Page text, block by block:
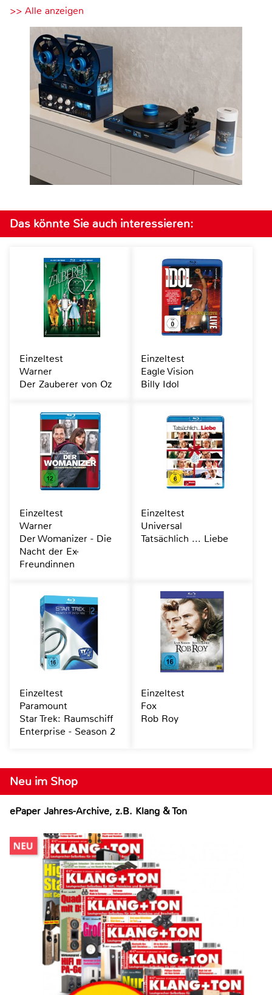
>> Alle anzeigen
Neu im Shop
ePaper Jahres-Archive, z.B. Klang & Ton
Das könnte Sie auch interessieren:
Einzeltest
Warner
Der Zauberer von Oz
Einzeltest
Eagle Vision
Billy Idol
Einzeltest
Warner
Der Womanizer - Die
Nacht der Ex-
Freundinnen
Einzeltest
Universal
Tatsächlich ... Liebe
Einzeltest
Paramount
Star Trek: Raumschiff
Enterprise - Season 2
Einzeltest
Fox
Rob Roy